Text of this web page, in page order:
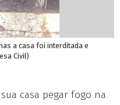
a casa foi interditada e
Civil)
casa pegar fogo na